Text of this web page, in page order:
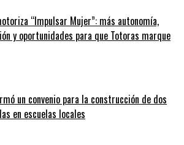
“Impulsar Mujer”: más autonomía,
y oportunidades para que Totoras marque
un convenio para la construcción de dos
en escuelas locales